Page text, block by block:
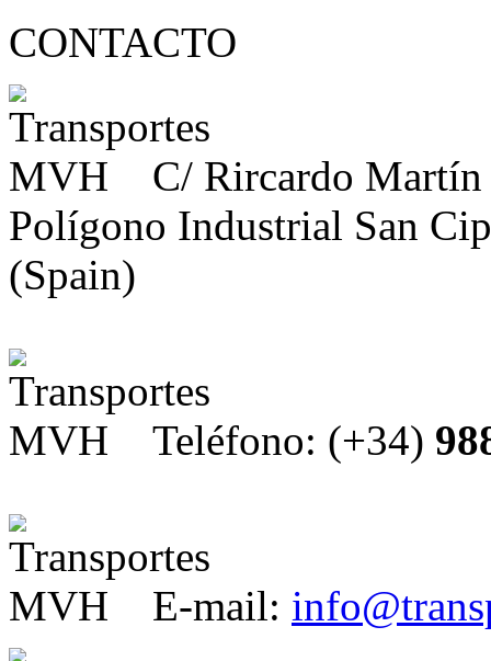
CONTACTO
C/ Rircardo Martín
Polígono Industrial San
(Spain)
Teléfono: (+34)
E-mail: